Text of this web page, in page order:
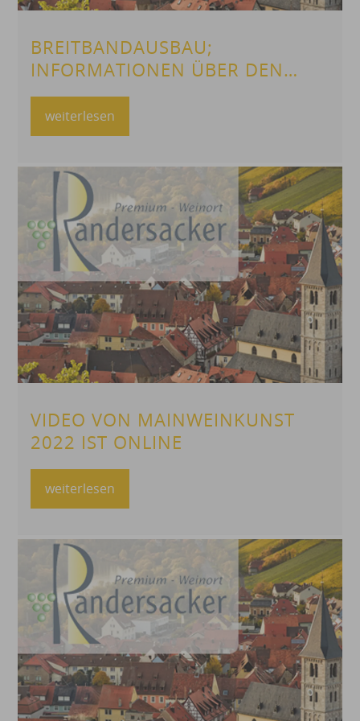
BREITBANDAUSBAU;
INFORMATIONEN ÜBER DEN
BAUFORTSCHRITT
weiterlesen
VIDEO VON MAINWEINKUNST
2022 IST ONLINE
weiterlesen